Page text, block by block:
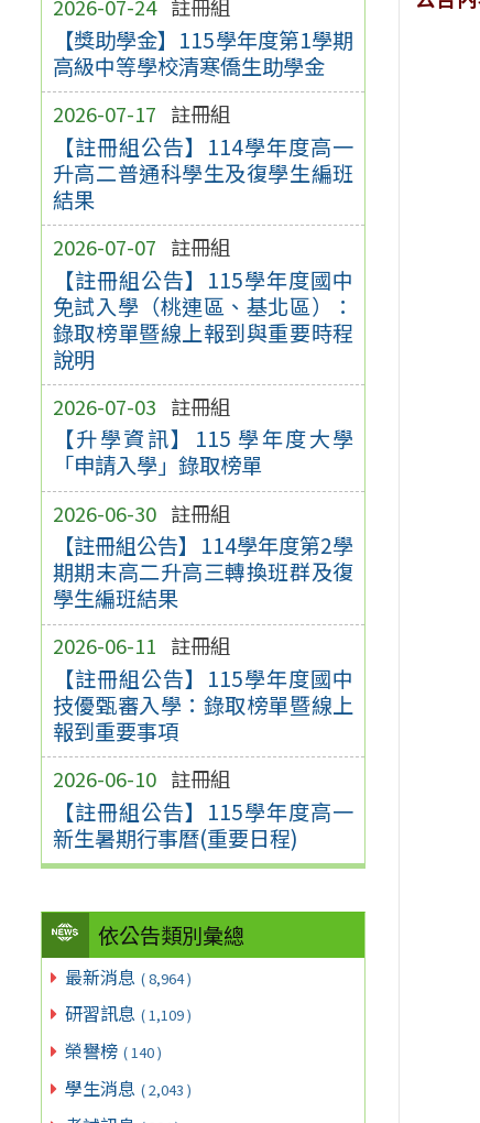
2026-07-24 註冊組
【獎助學金】115學年度第1學期
高級中等學校清寒僑生助學金
2026-07-17 註冊組
【註冊組公告】114學年度高一
升高二普通科學生及復學生編班
結果
2026-07-07 註冊組
【註冊組公告】115學年度國中
免試入學（桃連區、基北區）：
錄取榜單暨線上報到與重要時程
說明
2026-07-03 註冊組
【升學資訊】115 學年度大學
「申請入學」錄取榜單
2026-06-30 註冊組
【註冊組公告】114學年度第2學
期期末高二升高三轉換班群及復
學生編班結果
2026-06-11 註冊組
【註冊組公告】115學年度國中
技優甄審入學：錄取榜單暨線上
報到重要事項
2026-06-10 註冊組
【註冊組公告】115學年度高一
新生暑期行事曆(重要日程)
依公告類別彙總
最新消息 ( 8,964 )
研習訊息 ( 1,109 )
榮譽榜 ( 140 )
學生消息 ( 2,043 )